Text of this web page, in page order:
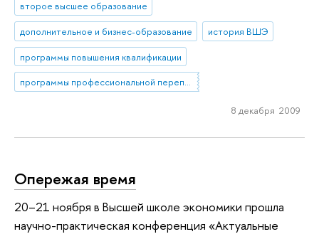
второе высшее образование
дополнительное и бизнес-образование
история ВШЭ
программы повышения квалификации
программы профессиональной переподготовки
8 декабря 2009
Опережая время
20–21 ноября в Высшей школе экономики прошла
научно-практическая конференция «Актуальные